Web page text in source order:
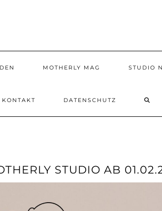
MOTHERLY MAG STUDIO
DATENSCHUTZ
STUDIO AB